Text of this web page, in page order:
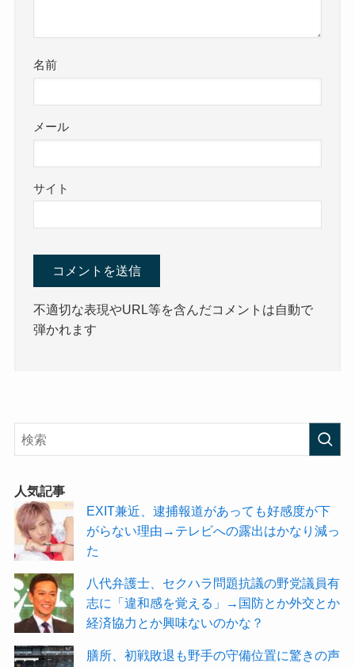
名前
メール
サイト
不適切な表現やURL等を含んだコメントは自動で
弾かれます
人気記事
EXIT兼近、逮捕報道があっても好感度が下
がらない理由→テレビへの露出はかなり減っ
た
八代弁護士、セクハラ問題抗議の野党議員有
志に「違和感を覚える」→国防とか外交とか
経済協力とか興味ないのかな？
膳所、初戦敗退も野手の守備位置に驚きの声